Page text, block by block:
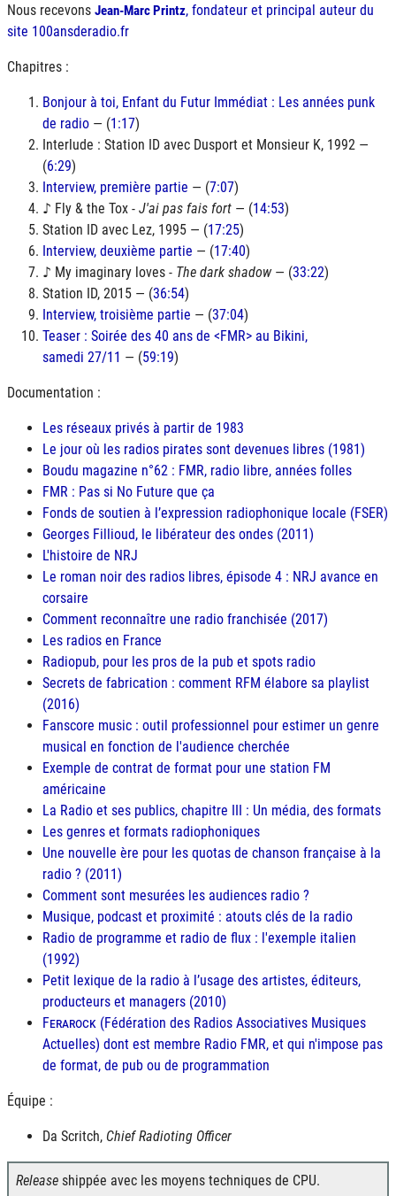
Nous recevons Jean-Marc Printz, fondateur et principal auteur du
site 100ansderadio.fr
Chapitres :
Bonjour à toi, Enfant du Futur Immédiat : Les années punk
de radio — (1:17)
Interlude : Station ID avec Dusport et Monsieur K, 1992 —
(6:29)
Interview, première partie — (7:07)
♪ Fly & the Tox - J'ai pas fais fort — (14:53)
Station ID avec Lez, 1995 — (17:25)
Interview, deuxième partie — (17:40)
♪ My imaginary loves - The dark shadow— (33:22)
Station ID, 2015 — (36:54)
Interview, troisième partie — (37:04)
Teaser : Soirée des 40 ans de <FMR> au Bikini,
samedi 27/11 — (59:19)
Documentation :
Les réseaux privés à partir de 1983
Le jour où les radios pirates sont devenues libres (1981)
Boudu magazine n°62 : FMR, radio libre, années folles
FMR : Pas si No Future que ça
Fonds de soutien à l’expression radiophonique locale (FSER)
Georges Fillioud, le libérateur des ondes (2011)
L'histoire de NRJ
Le roman noir des radios libres, épisode 4 : NRJ avance en
corsaire
Comment reconnaître une radio franchisée (2017)
Les radios en France
Radiopub, pour les pros de la pub et spots radio
Secrets de fabrication : comment RFM élabore sa playlist
(2016)
Fanscore music : outil professionnel pour estimer un genre
musical en fonction de l'audience cherchée
Exemple de contrat de format pour une station FM
américaine
La Radio et ses publics, chapitre III : Un média, des formats
Les genres et formats radiophoniques
Une nouvelle ère pour les quotas de chanson française à la
radio ? (2011)
Comment sont mesurées les audiences radio ?
Musique, podcast et proximité : atouts clés de la radio
Radio de programme et radio de flux : l'exemple italien
(1992)
Petit lexique de la radio à l’usage des artistes, éditeurs,
producteurs et managers (2010)
Ferarock (Fédération des Radios Associatives Musiques
Actuelles) dont est membre Radio FMR, et qui n'impose pas
de format, de pub ou de programmation
Équipe :
Da Scritch, Chief Radioting Officer
Release shippée avec les moyens techniques de CPU.